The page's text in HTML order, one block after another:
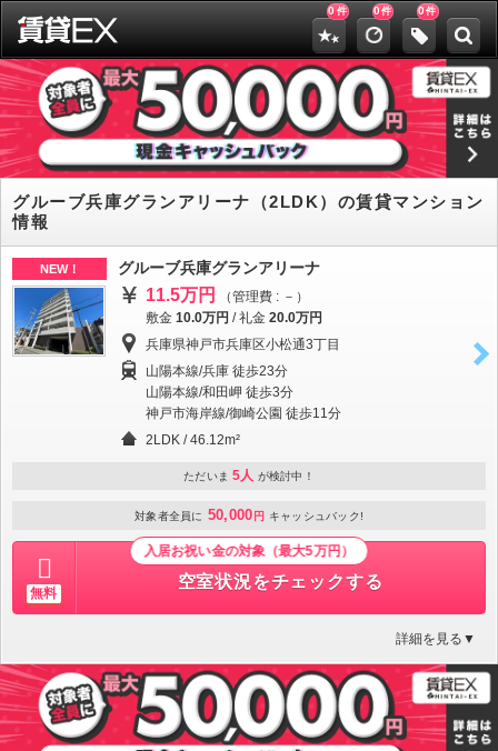
0 件 0件 0件
グルーブ兵庫グランアリーナ（2LDK）の賃貸マンション
情報
NEW！ グルーブ兵庫グランアリーナ
11.5万円
（管理費 : －）
敷金 10.0万円 /礼金 20.0万円
兵庫県神戸市兵庫区小松通3丁目
山陽本線/兵庫 徒歩23分
山陽本線/和田岬 徒歩3分
神戸市海岸線/御崎公園 徒歩11分
2LDK / 46.12m²
ただいま 5人 が検討中！
対象者全員に 50,000 円 キャッシュバック!
無料
入居お祝い金の対象（最大5万円）
空室状況をチェックする
詳細を見る▼